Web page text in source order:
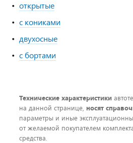
открытые
с кониками
двухосные
с бортами
Технические характеристики
на данной странице, носят
параметры и иные
от желаемой покупателем
средства.